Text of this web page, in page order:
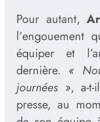
Pour autant,
l’engouement
équiper et
dernière. «
journées », a-t-
presse, au